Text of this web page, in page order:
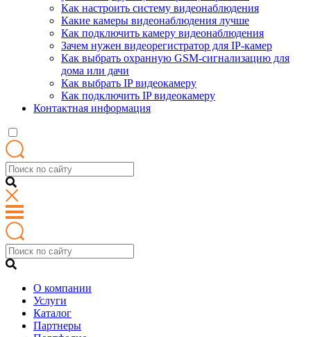
Как настроить систему видеонаблюдения
Какие камеры видеонаблюдения лучше
Как подключить камеру видеонаблюдения
Зачем нужен видеорегистратор для IP-камер
Как выбрать охранную GSM-сигнализацию для
дома или дачи
Как выбрать IP видеокамеру
Как подключить IP видеокамеру
Контактная информация
О компании
Услуги
Каталог
Партнеры